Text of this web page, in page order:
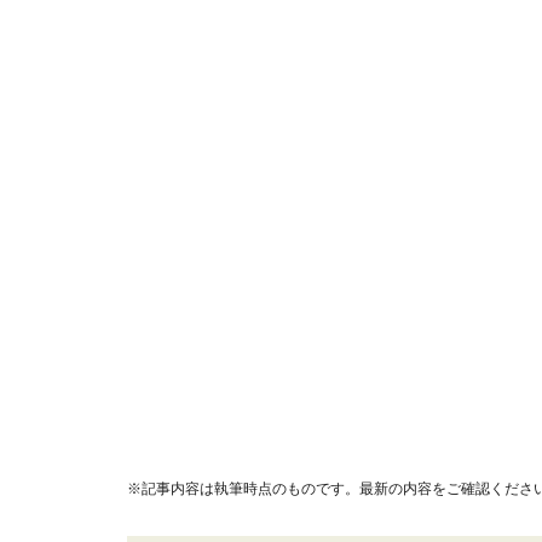
※記事内容は執筆時点のものです。最新の内容をご確認くださ